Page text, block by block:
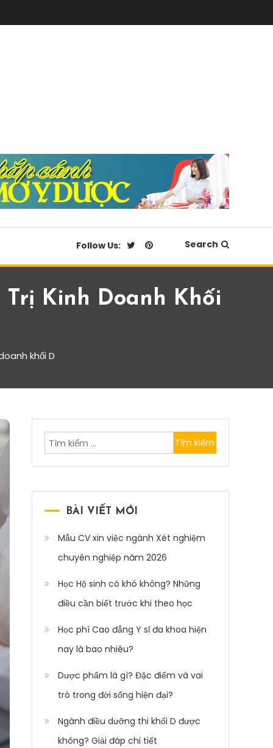
Follow Us: Search
Kinh Doanh Khối
khối D
Tìm
kiếm
BÀI VIẾT MỚI
Mẫu CV xin việc ngành Xét nghiệm
chuyên nghiệp năm 2026
Học Hộ sinh có khó không? Những
điều cần biết trước khi theo học
Học phí Cao đẳng Y sĩ đa khoa hiện
nay là bao nhiêu?
Dược phẩm là gì? Đặc điểm và vai
trò trong đời sống hiện đại?
Ngành điều dưỡng thi khối D được
không? Giải đáp chi tiết